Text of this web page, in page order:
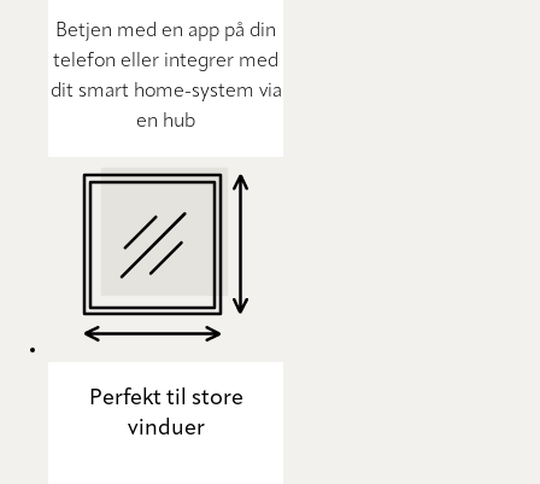
Betjen med en app på din
telefon eller integrer med
dit smart home-system via
en hub
Perfekt til store
vinduer